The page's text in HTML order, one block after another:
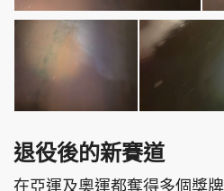
退役後的新賽道
在亞運及奧運都奪得多個獎